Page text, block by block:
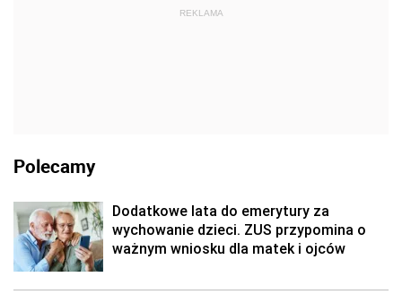
REKLAMA
Polecamy
Dodatkowe lata do emerytury za
wychowanie dzieci. ZUS przypomina o
ważnym wniosku dla matek i ojców